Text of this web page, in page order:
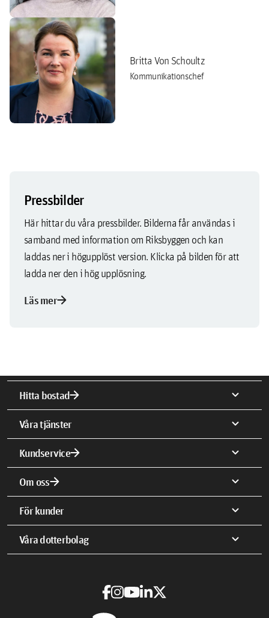
Britta Von Schoultz
Kommunikationschef
Pressbilder
Här hittar du våra pressbilder. Bilderna får användas i
samband med information om Riksbyggen och kan
laddas ner i högupplöst version. Klicka på bilden för att
ladda ner den i hög upplösning.
Läs merarrow_forward
Hitta bostadarrow_forward expand_more
Våra tjänster expand_more
Kundservicearrow_forward expand_more
Om ossarrow_forward expand_more
För kunder expand_more
Våra dotterbolag expand_more